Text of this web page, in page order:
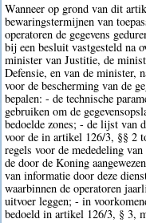
Wanneer op grond van dit
bewaringstermijnen van
operatoren de gegevens
bij een besluit vastgesteld na
minister van Justitie, de
Defensie, en van de minister,
voor de bescherming van de
bepalen: - de technische
gebruiken om de
bedoelde zones; - de lijst van
voor de in artikel 126/3, §§ 2
regels voor de mededeling
de door de Koning
van informatie door deze
waarbinnen de operatoren
uitvoer leggen; - in
bedoeld in artikel 126/3, § 3,